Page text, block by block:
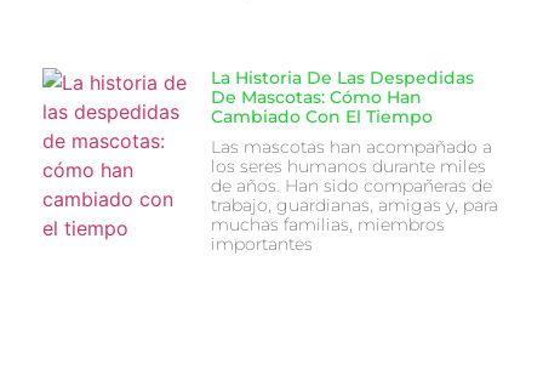
La Historia De Las Despedidas
De Mascotas: Cómo Han
Cambiado Con El Tiempo
Las mascotas han acompañado a
los seres humanos durante miles
de años. Han sido compañeras de
trabajo, guardianas, amigas y, para
muchas familias, miembros
importantes